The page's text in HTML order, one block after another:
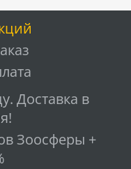
Доставка в
Зоосферы +